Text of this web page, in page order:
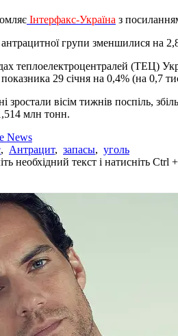
Інтерфакс-Україна з
антрацитної групи зменшилися на
теплоелектроцентралей (ТЕЦ)
29 січня на 0,4% (на 0,7
зростали вісім тижнів поспіль,
млн тонн.
News
, Антрацит, запасы, уголь
необхідний текст і натисніть